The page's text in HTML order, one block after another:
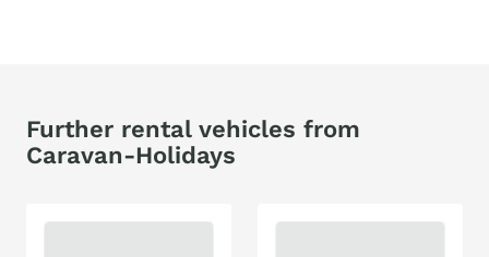
Further rental vehicles from
Caravan-Holidays